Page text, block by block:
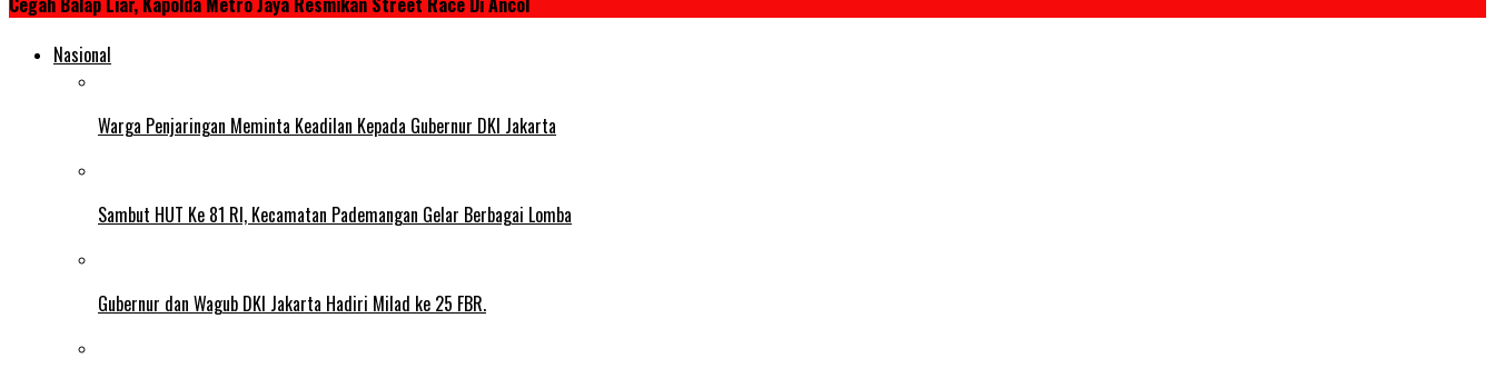
Nasional
Warga Penjaringan Meminta Keadilan Kepada Gubernur DKI Jakarta
Sambut HUT Ke 81 RI, Kecamatan Pademangan Gelar Berbagai Lomba
Gubernur dan Wagub DKI Jakarta Hadiri Milad ke 25 FBR.